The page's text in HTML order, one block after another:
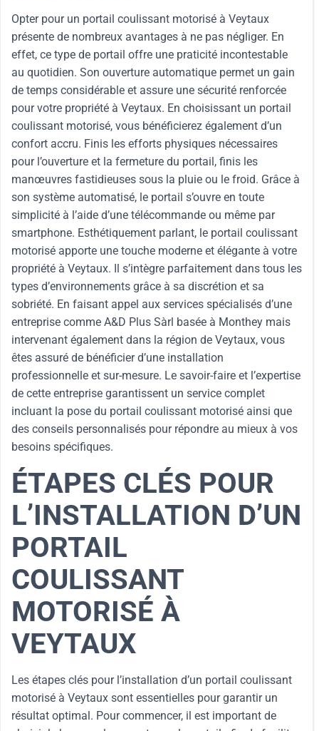
Opter pour un portail coulissant motorisé à Veytaux
présente de nombreux avantages à ne pas négliger. En
effet, ce type de portail offre une praticité incontestable
au quotidien. Son ouverture automatique permet un gain
de temps considérable et assure une sécurité renforcée
pour votre propriété à Veytaux. En choisissant un portail
coulissant motorisé, vous bénéficierez également d’un
confort accru. Finis les efforts physiques nécessaires
pour l’ouverture et la fermeture du portail, finis les
manœuvres fastidieuses sous la pluie ou le froid. Grâce à
son système automatisé, le portail s’ouvre en toute
simplicité à l’aide d’une télécommande ou même par
smartphone. Esthétiquement parlant, le portail coulissant
motorisé apporte une touche moderne et élégante à votre
propriété à Veytaux. Il s’intègre parfaitement dans tous les
types d’environnements grâce à sa discrétion et sa
sobriété. En faisant appel aux services spécialisés d’une
entreprise comme A&D Plus Sàrl basée à Monthey mais
intervenant également dans la région de Veytaux, vous
êtes assuré de bénéficier d’une installation
professionnelle et sur-mesure. Le savoir-faire et l’expertise
de cette entreprise garantissent un service complet
incluant la pose du portail coulissant motorisé ainsi que
des conseils personnalisés pour répondre au mieux à vos
besoins spécifiques.
ÉTAPES CLÉS POUR
L’INSTALLATION D’UN
PORTAIL
COULISSANT
MOTORISÉ À
VEYTAUX
Les étapes clés pour l’installation d’un portail coulissant
motorisé à Veytaux sont essentielles pour garantir un
résultat optimal. Pour commencer, il est important de